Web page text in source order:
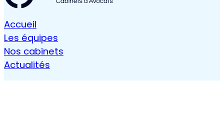
Accueil
Les équipes
Nos cabinets
Actualités